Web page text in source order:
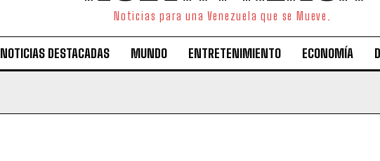
Noticias para una Venezuela que se Mueve.
NOTICIAS DESTACADAS MUNDO ENTRETENIMIENTO ECONOMÍA